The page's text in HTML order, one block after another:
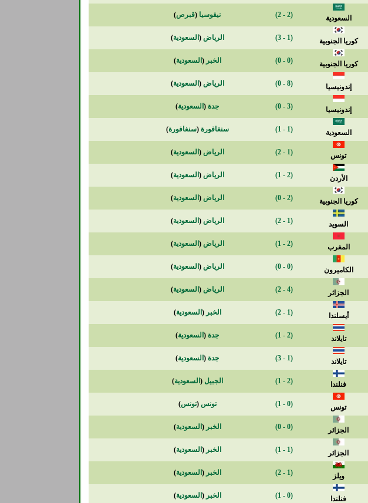
السعودية (2 - 2) نيقوسيا (قبرص)
كوريا الجنوبية (1 - 3) الرياض ( السعودية)
كوريا الجنوبية (0 - 0) الخبر ( السعودية)
إندونيسيا (8 - 0) الرياض ( السعودية)
إندونيسيا (3 - 0) جدة ( السعودية)
السعودية (1 - 1) سنغافورة (سنغافورة)
تونس (1 - 2) الرياض ( السعودية)
الأردن (2 - 1) الرياض ( السعودية)
كوريا الجنوبية (2 - 0) الرياض ( السعودية)
السويد (1 - 2) الرياض ( السعودية)
المغرب (2 - 1) الرياض ( السعودية)
الكاميرون (0 - 0) الرياض ( السعودية)
الجزائر (4 - 2) الرياض ( السعودية)
أيسلندا (1 - 2) الخبر ( السعودية)
تايلاند (2 - 1) جدة ( السعودية)
تايلاند (1 - 3) جدة ( السعودية)
فنلندا (2 - 1) الجبيل ( السعودية)
تونس (0 - 1) تونس (تونس)
الجزائر (0 - 0) الخبر ( السعودية)
الجزائر (1 - 1) الخبر ( السعودية)
ويلز (1 - 2) الخبر ( السعودية)
فنلندا (0 - 1) الخبر ( السعودية)